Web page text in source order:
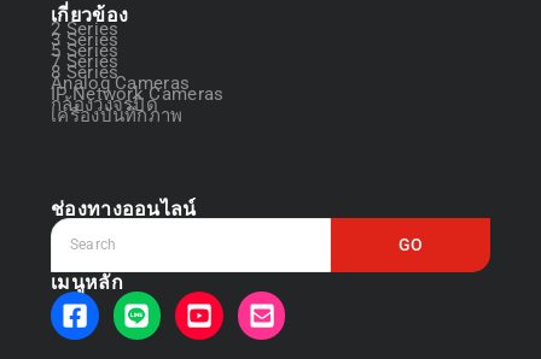
เกี่ยวข้อง
2 Series
3 Series
5 Series
7 Series
8 Series
Analog Cameras
IP Network Cameras
กล้องวงจรปิด
เครื่องบันทึกภาพ
ช่องทางออนไลน์
GO
เมนูหลัก